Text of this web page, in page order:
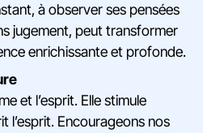
à observer ses pensées
jugement, peut transformer
enrichissante et profonde.
et l’esprit. Elle stimule
l’esprit. Encourageons nos